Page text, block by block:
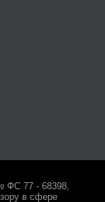
ФС 77 - 68398,
в сфере